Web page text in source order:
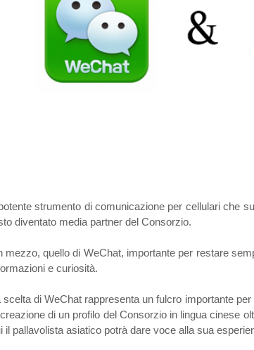
strumento di comunicazione per cellulari che
diventato media partner del Consorzio.
mezzo, quello di WeChat, importante per restare
e curiosità.
scelta di WeChat rappresenta un fulcro importante
di un profilo del Consorzio in lingua cinese
il pallavolista asiatico potrà dare voce alla sua